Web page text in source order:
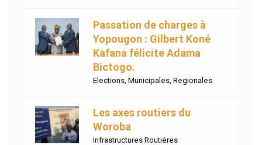
Passation de charges à
Yopougon : Gilbert Koné
Kafana félicite Adama
Bictogo.
Elections Municipales Regionales
Les axes routiers du
Woroba
Infrastructures Routières